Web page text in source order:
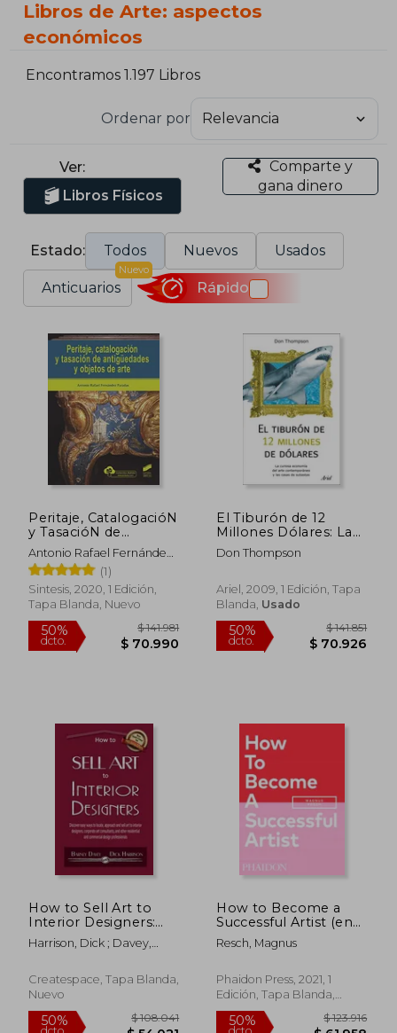
Libros de Arte: aspectos
económicos
Encontramos 1.197 Libros
Ordenar por
Ver:
Libros Físicos
Comparte y
gana dinero
Estado: Todos Nuevos Usados
Anticuarios
Nuevo
Rápido
Peritaje, CatalogacióN
y TasacióN de
AntigüEdades y
Objetos de Arte: 17
(Ciencias Sociales y
Humanidades)
Antonio Rafael Fernández
Paradas
(1)
Sintesis, 2020, 1 Edición,
Tapa Blanda, Nuevo
dcto. $ 70.990
El Tiburón de 12
Millones Dólares: La
Curiosa Economía del
Arte Contemporáneo
Subastas (Ariel)
Don Thompson
Ariel, 2009, 1 Edición, Tapa
Blanda, Usado
50%
dcto.
How to Sell Art to
Interior Designers:
Learn New Ways to
Get Your Work into
Market and Sell More
Art (en Inglés)
Harrison, Dick ; Davey,
Createspace, Tapa Blanda,
Nuevo
How to Become a
Successful Artist (en
Inglés)
Resch, Magnus
Phaidon Press, 2021, 1
Edición, Tapa Blanda,
Nuevo